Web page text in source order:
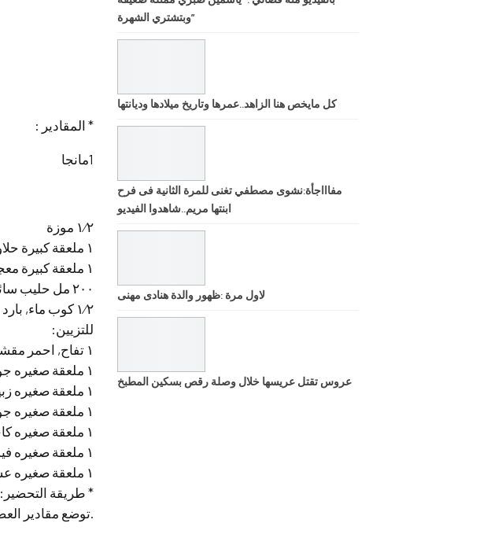
* المقادير :
1مانجا
١⁄٢ موزة
١ ملعقة كبيرة حلاوة طحينة, بالفستق
١ ملعقة كبيرة معجون التمر
٢٠٠ مل حليب سائل
١⁄٢ كوب ماء, بارد
للتزيين:
١ تفاح, احمر مقشرة ومقطعة مربعات صغيرة
١ ملعقة صغيره جوز الهند
١ ملعقة صغيره زبيب
١ ملعقة صغيره جوز, مجروش
١ ملعقة صغيره كاجو, مجروش
١ ملعقة صغيره فيمتو
١ ملعقة صغيره عسل, اسود
* طريقة التحضير:
.1. توضع مقادير العصير في الخلاط الكهربائي وتخلط جيداً.
وبتشتري الشهرة”
كل مايخص هنا الزاهد..عمرها وتاريخ ميلادها وديانتها
مفاااجأة:نشوى مصطفي تغنى للمرة الثانية فى فرح
ابنتها مريم..شاهدوا الفيديو
لاول مرة :ظهور والدة هنادى مهنى
عروس تقتل عريسها خلال وصلة رقص بسكين المطبخ